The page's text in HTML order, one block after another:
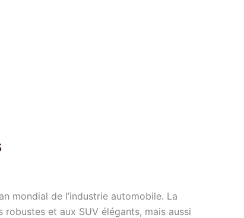
mondial de l’industrie automobile. La
et aux SUV élégants, mais aussi